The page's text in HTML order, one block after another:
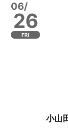
06/
26
FRI
小山